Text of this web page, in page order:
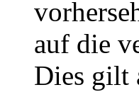
auf die
Dies gilt